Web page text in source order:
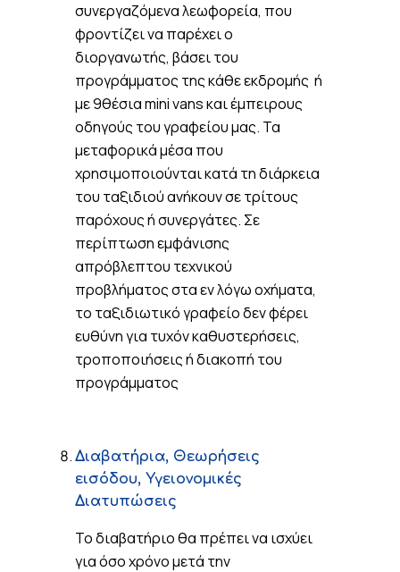
συνεργαζόμενα λεωφορεία, που
φροντίζει να παρέχει ο
διοργανωτής, βάσει του
προγράμματος της κάθε εκδρομής ή
με 9θέσια mini vans και έμπειρους
οδηγούς του γραφείου μας. Τα
μεταφορικά μέσα που
χρησιμοποιούνται κατά τη διάρκεια
του ταξιδιού ανήκουν σε τρίτους
παρόχους ή συνεργάτες. Σε
περίπτωση εμφάνισης
απρόβλεπτου τεχνικού
προβλήματος στα εν λόγω οχήματα,
το ταξιδιωτικό γραφείο δεν φέρει
ευθύνη για τυχόν καθυστερήσεις,
τροποποιήσεις ή διακοπή του
προγράμματος
Διαβατήρια, Θεωρήσεις
εισόδου, Υγειονομικές
Διατυπώσεις
Το διαβατήριο θα πρέπει να ισχύει
για όσο χρόνο μετά την